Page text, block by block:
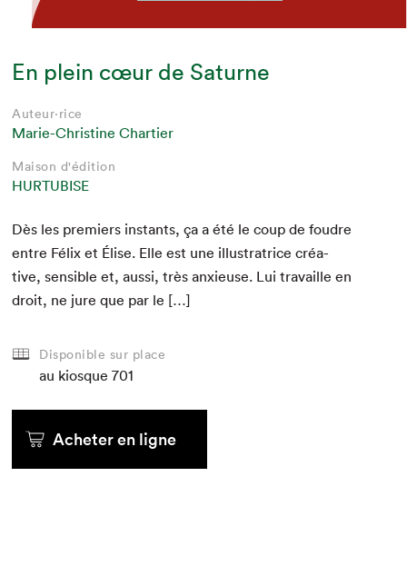
En plein cœur de Saturne
Auteur·rice
Marie-Christine Chartier
Maison d'édition
HURTUBISE
Dès les pre­miers instants, ça a été le coup de foudre
entre Félix et Élise. Elle est une illus­tra­trice créa­
tive, sen­si­ble et, aus­si, très anx­ieuse. Lui tra­vaille en
droit, ne jure que par le […]
Disponible sur place
au kiosque 701
Acheter en ligne